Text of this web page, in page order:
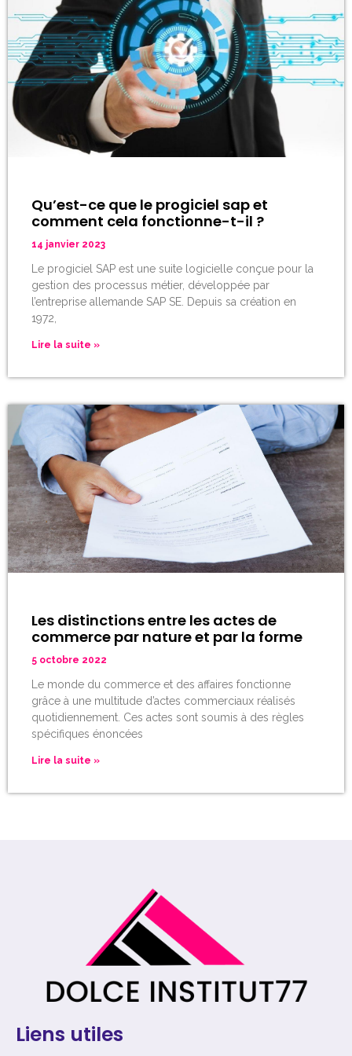
Qu’est-ce que le progiciel sap et
comment cela fonctionne-t-il ?
14 janvier 2023
Le progiciel SAP est une suite logicielle conçue pour la
gestion des processus métier, développée par
l’entreprise allemande SAP SE. Depuis sa création en
1972,
Lire la suite »
Les distinctions entre les actes de
commerce par nature et par la forme
5 octobre 2022
Le monde du commerce et des affaires fonctionne
grâce à une multitude d’actes commerciaux réalisés
quotidiennement. Ces actes sont soumis à des règles
spécifiques énoncées
Lire la suite »
Liens utiles